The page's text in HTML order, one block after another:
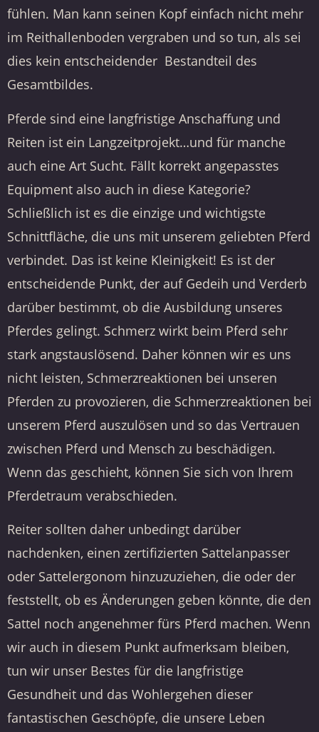
fühlen. Man kann seinen Kopf einfach nicht mehr
im Reithallenboden vergraben und so tun, als sei
dies kein entscheidender Bestandteil des
Gesamtbildes.
Pferde sind eine langfristige Anschaffung und
Reiten ist ein Langzeitprojekt…und für manche
auch eine Art Sucht. Fällt korrekt angepasstes
Equipment also auch in diese Kategorie?
Schließlich ist es die einzige und wichtigste
Schnittfläche, die uns mit unserem geliebten Pferd
verbindet. Das ist keine Kleinigkeit! Es ist der
entscheidende Punkt, der auf Gedeih und Verderb
darüber bestimmt, ob die Ausbildung unseres
Pferdes gelingt. Schmerz wirkt beim Pferd sehr
stark angstauslösend. Daher können wir es uns
nicht leisten, Schmerzreaktionen bei unseren
Pferden zu provozieren, die Schmerzreaktionen bei
unserem Pferd auszulösen und so das Vertrauen
zwischen Pferd und Mensch zu beschädigen.
Wenn das geschieht, können Sie sich von Ihrem
Pferdetraum verabschieden.
Reiter sollten daher unbedingt darüber
nachdenken, einen zertifizierten Sattelanpasser
oder Sattelergonom hinzuzuziehen, die oder der
feststellt, ob es Änderungen geben könnte, die den
Sattel noch angenehmer fürs Pferd machen. Wenn
wir auch in diesem Punkt aufmerksam bleiben,
tun wir unser Bestes für die langfristige
Gesundheit und das Wohlergehen dieser
fantastischen Geschöpfe, die unsere Leben